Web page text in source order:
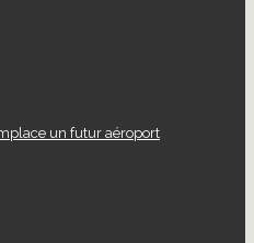
un futur aéroport